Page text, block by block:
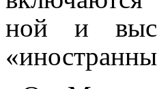
ной и